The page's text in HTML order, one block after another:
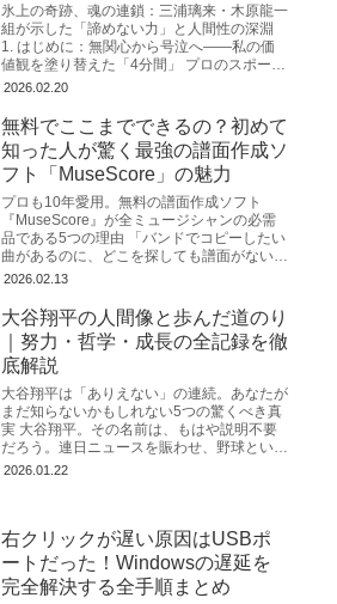
氷上の奇跡、魂の連鎖：三浦璃来・木原龍一
組が示した「諦めない力」と人間性の深淵
1. はじめに：無関心から号泣へ――私の価
値観を塗り替えた「4分間」 プロのスポー
ツ・ノンフィクション作家として、私はこれ
2026.02.20
無料でここまでできるの？初めて
知った人が驚く最強の譜面作成ソ
フト「MuseScore」の魅力
プロも10年愛用。無料の譜面作成ソフト
『MuseScore』が全ミュージシャンの必需
品である5つの理由 「バンドでコピーしたい
曲があるのに、どこを探しても譜面がない」
「ネットで見つけたコード譜が簡素すぎて、
2026.02.13
大谷翔平の人間像と歩んだ道のり
｜努力・哲学・成長の全記録を徹
底解説
大谷翔平は「ありえない」の連続。あなたが
まだ知らないかもしれない5つの驚くべき真
実 大谷翔平。その名前は、もはや説明不要
だろう。連日ニュースを賑わせ、野球という
スポーツの枠を超えて世界中を熱狂させるス
2026.01.22
右クリックが遅い原因はUSBポ
ートだった！Windowsの遅延を
完全解決する全手順まとめ